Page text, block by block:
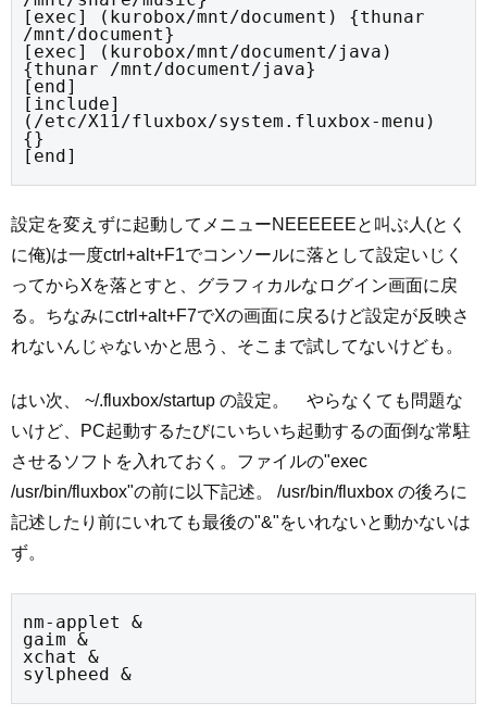
[exec] (kurobox/mnt/document) {thunar
/mnt/document}
[exec] (kurobox/mnt/document/java)
{thunar /mnt/document/java}
[end]
[include]
(/etc/X11/fluxbox/system.fluxbox-menu)
{}
[end]
設定を変えずに起動してメニューNEEEEEEと叫ぶ人(とく
に俺)は一度ctrl+alt+F1でコンソールに落として設定いじく
ってからXを落とすと、グラフィカルなログイン画面に戻
る。ちなみにctrl+alt+F7でXの画面に戻るけど設定が反映さ
れないんじゃないかと思う、そこまで試してないけども。
はい次、 ~/.fluxbox/startup の設定。 やらなくても問題な
いけど、PC起動するたびにいちいち起動するの面倒な常駐
させるソフトを入れておく。ファイルの"exec
/usr/bin/fluxbox"の前に以下記述。 /usr/bin/fluxbox の後ろに
記述したり前にいれても最後の"&"をいれないと動かないは
ず。
nm-applet &
gaim &
xchat &
sylpheed &